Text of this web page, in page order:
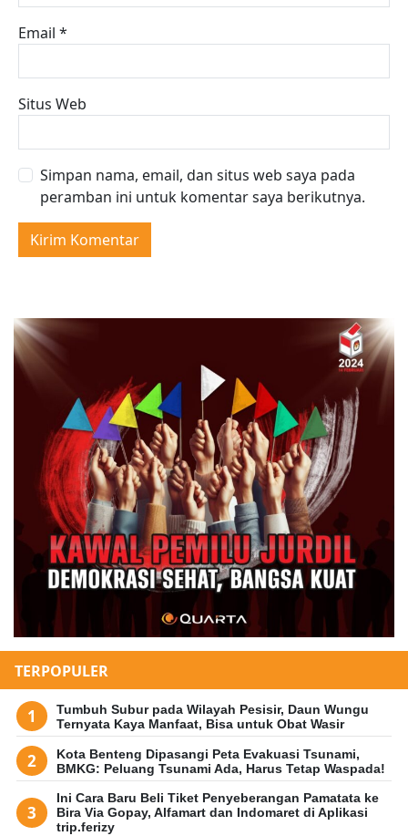
Email *
Situs Web
Simpan nama, email, dan situs web saya pada
peramban ini untuk komentar saya berikutnya.
TERPOPULER
Tumbuh Subur pada Wilayah Pesisir, Daun Wungu
Ternyata Kaya Manfaat, Bisa untuk Obat Wasir
Kota Benteng Dipasangi Peta Evakuasi Tsunami,
BMKG: Peluang Tsunami Ada, Harus Tetap Waspada!
Ini Cara Baru Beli Tiket Penyeberangan Pamatata ke
Bira Via Gopay, Alfamart dan Indomaret di Aplikasi
trip.ferizy